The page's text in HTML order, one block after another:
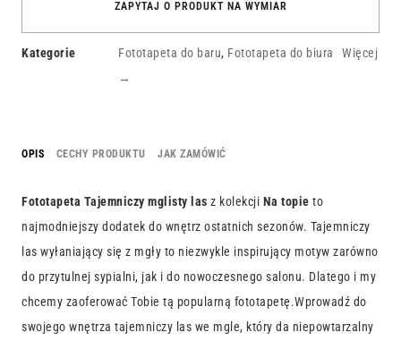
OPIS CECHY PRODUKTU JAK ZAMÓWIĆ
Fototapeta Tajemniczy mglisty las z kolekcji Na topie to
najmodniejszy dodatek do wnętrz ostatnich sezonów. Tajemniczy
las wyłaniający się z mgły to niezwykle inspirujący motyw zarówno
do przytulnej sypialni, jak i do nowoczesnego salonu. Dlatego i my
chcemy zaoferować Tobie tą popularną fototapetę.Wprowadź do
swojego wnętrza tajemniczy las we mgle, który da niepowtarzalny
ZAPYTAJ O PRODUKT NA WYMIAR
Kategorie Fototapeta do baru, Fototapeta do biura
Więcej
→